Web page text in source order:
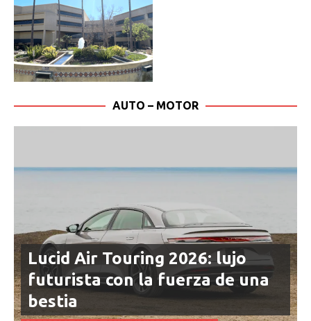
Lucid Air Touring 2026: lujo
futurista con la fuerza de una
bestia